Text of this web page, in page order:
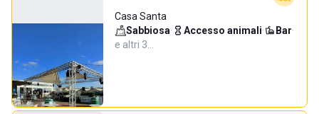
Casa Santa
Sabbiosa· Accesso animali· Bar·
e altri 3…